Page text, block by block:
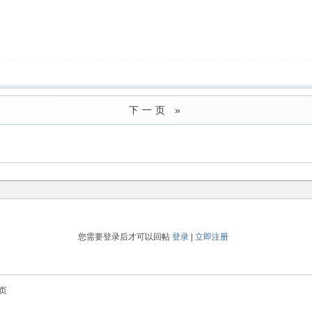
下一页 »
您需要登录后才可以回帖 登录| 立即注册